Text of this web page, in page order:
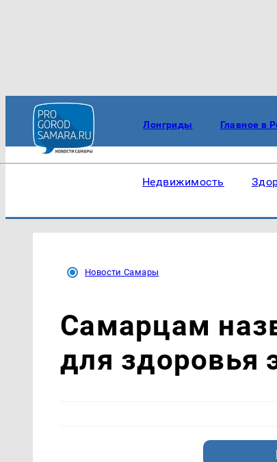
Лонгриды Главное в
Недвижимость
Новости Самары
Самарцам
для здоровья